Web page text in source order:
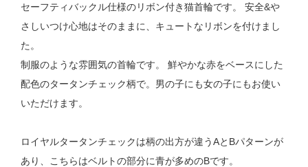
セーフティバックル仕様のリボン付き猫首輪です。 安全&や
さしいつけ心地はそのままに、キュートなリボンを付けまし
た。
制服のような雰囲気の首輪です。 鮮やかな赤をベースにした
配色のタータンチェック柄で。男の子にも女の子にもお使い
いただけます。
ロイヤルタータンチェックは柄の出方が違うAとBパターンが
あり、こちらはベルトの部分に青が多めのBです。